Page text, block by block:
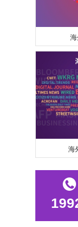
海